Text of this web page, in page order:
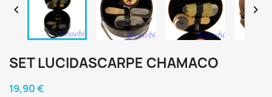
 
SET LUCIDASCARPE CHAMACO
19,90 €